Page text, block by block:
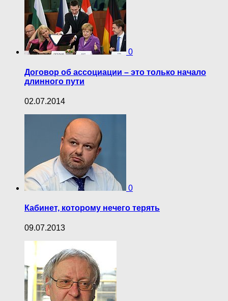
0
Договор об ассоциации – это только начало
длинного пути
02.07.2014
0
Кабинет, которому нечего терять
09.07.2013